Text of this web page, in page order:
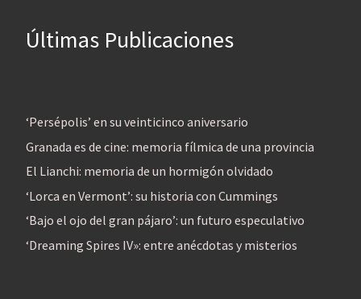
Últimas Publicaciones
‘Persépolis’ en su veinticinco aniversario
Granada es de cine: memoria fílmica de una provincia
El Lianchi: memoria de un hormigón olvidado
‘Lorca en Vermont’: su historia con Cummings
‘Bajo el ojo del gran pájaro’: un futuro especulativo
‘Dreaming Spires IV»: entre anécdotas y misterios